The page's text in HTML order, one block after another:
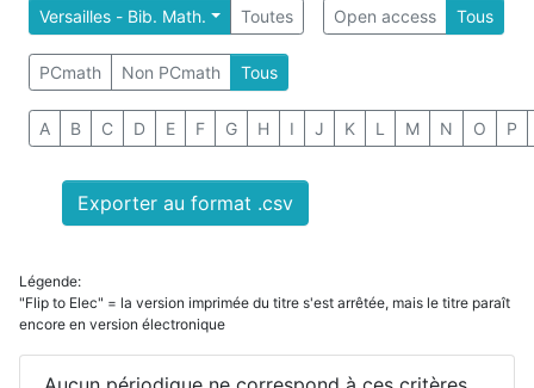
Versailles - Bib. Math. Toutes Open access Tous
PCmath Non PCmath Tous
A B C D E F G H I J K L M N O P
Exporter au format .csv
Légende:
"Flip to Elec" = la version imprimée du titre s'est arrêtée, mais le titre paraît
encore en version électronique